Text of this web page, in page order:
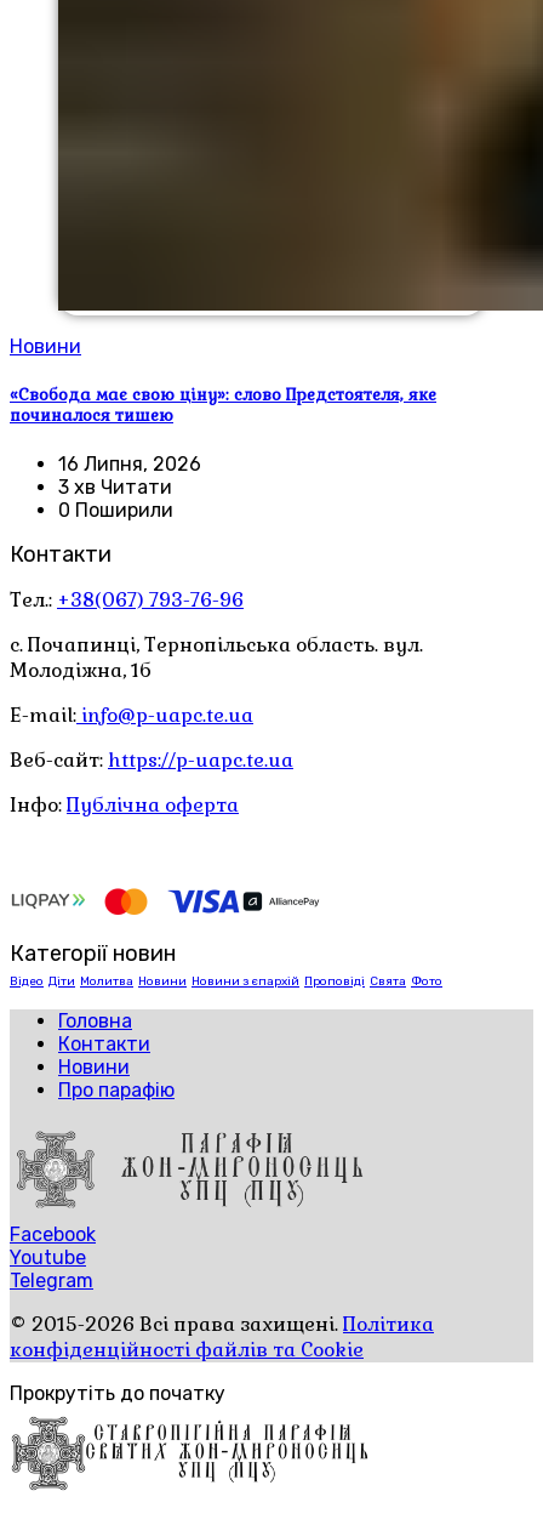
Новини
«Свобода має свою ціну»: слово Предстоятеля, яке
починалося тишею
16 Липня, 2026
3 хв Читати
0 Поширили
Контакти
Тел.: +38(067) 793-76-96
с. Почапинці, Тернопільська область. вул.
Молодіжна, 1б
E-mail: info@p-uapc.te.ua
Веб-сайт: https://p-uapc.te.ua
Інфо:Публічна оферта
Категорії новин
Відео Діти Молитва Новини Новини з єпархій Проповіді Свята Фото
Головна
Контакти
Новини
Про парафію
Facebook
Youtube
Telegram
© 2015-2026 Всі права захищені.Політика
конфіденційності файлів та Cookie
Прокрутіть до початку